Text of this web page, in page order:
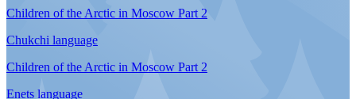
Тема 4. Семья
Карельский язык
«Дети Арктики» в Москве
Вепсский язык